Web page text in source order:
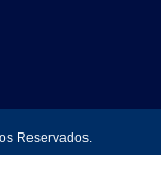
Reservados.